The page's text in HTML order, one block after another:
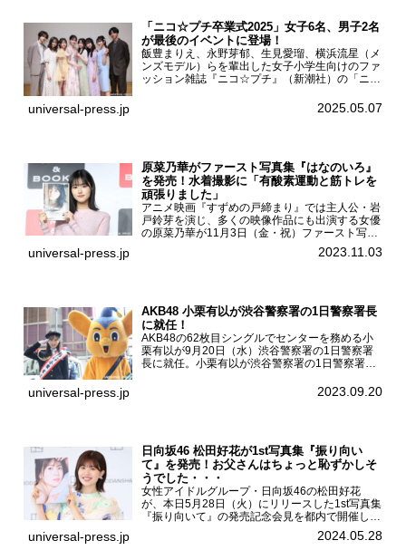
「ニコ☆プチ卒業式2025」女子6名、男子2名
が最後のイベントに登場！
飯豊まりえ、永野芽郁、生見愛瑠、横浜流星（メ
ンズモデル）らを輩出した女子小学生向けのファ
ッション雑誌『ニコ☆プチ』（新潮社）の「ニコ
モード学園コクーンタワーで開催され、卒業モデ
universal-press.jp 2025.05.07
原菜乃華がファースト写真集『はなのいろ』
を発売！水着撮影に「有酸素運動と筋トレを
頑張りました」
アニメ映画『すずめの戸締まり』では主人公・岩
戸鈴芽を演じ、多くの映像作品にも出演する女優
の原菜乃華が11月3日（金・祝）ファースト写真
集『はなのいろ』発売記念イベントを
HMV&BOOKS SHIBUYAで開催した。原菜乃華フ
universal-press.jp 2023.11.03
AKB48 小栗有以が渋谷警察署の1日警察署長
に就任！
AKB48の62枚目シングルでセンターを務める小
栗有以が9月20日（水）渋谷警察署の1日警察署
長に就任。小栗有以が渋谷警察署の1日警察署長
での10日間実施される令和5年 秋の全国交通安全
universal-press.jp 2023.09.20
日向坂46 松田好花が1st写真集『振り向い
て』を発売！お父さんはちょっと恥ずかしそ
うでした・・・
女性アイドルグループ・日向坂46の松田好花
が、本日5月28日（火）にリリースした1st写真集
『振り向いて』の発売記念会見を都内で開催し
た。日向坂46 松田好花1st写真集『振り向いて』
発売記念会見写真集では日向坂46の松田好花を
universal-press.jp 2024.05.28